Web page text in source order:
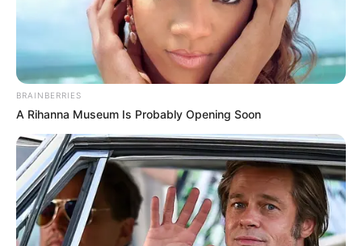
A tragédia végül a két testvért is még szorosabban
összekovácsolta. Egymást segítve, a saját
tempójukban jutottak el a gyász legnehezebb
szakaszain át az elfogadásig.
Bajor Imre ma is ott él a család emlékeiben –
minden régi történetben, minden felvételen, minden
humoros mondatban, amelyet egykor ő mondott ki,
és ott van a fülei emlékszoba falai között is, ahol a
rajongók ma is megállnak egy pillanatra, hogy
felidézzék a magyar televízió egyik legnagyobb
BRAINBERRIES
A Rihanna Museum Is Probably Opening Soon